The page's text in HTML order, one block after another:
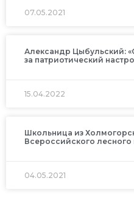
07.05.2021
Александр Цыбульский:
за патриотический
15.04.2022
Школьница из
Всероссийского лесного
04.05.2021